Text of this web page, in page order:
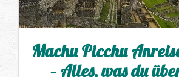
Machu Picchu
– Alles, was du